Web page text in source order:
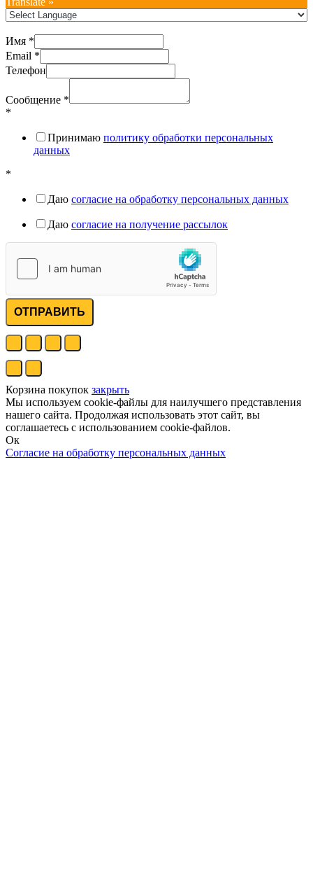
Имя *
Email *
Телефон
Сообщение *
*
Принимаю политику обработки персональных
данных
*
Даю согласие на обработку персональных данных
Даю согласие на получение рассылок
ОТПРАВИТЬ
Корзина покупок закрыть
Мы используем cookie-файлы для наилучшего представления
нашего сайта. Продолжая использовать этот сайт, вы
соглашаетесь с использованием cookie-файлов.
Ок
Согласие на обработку персональных данных